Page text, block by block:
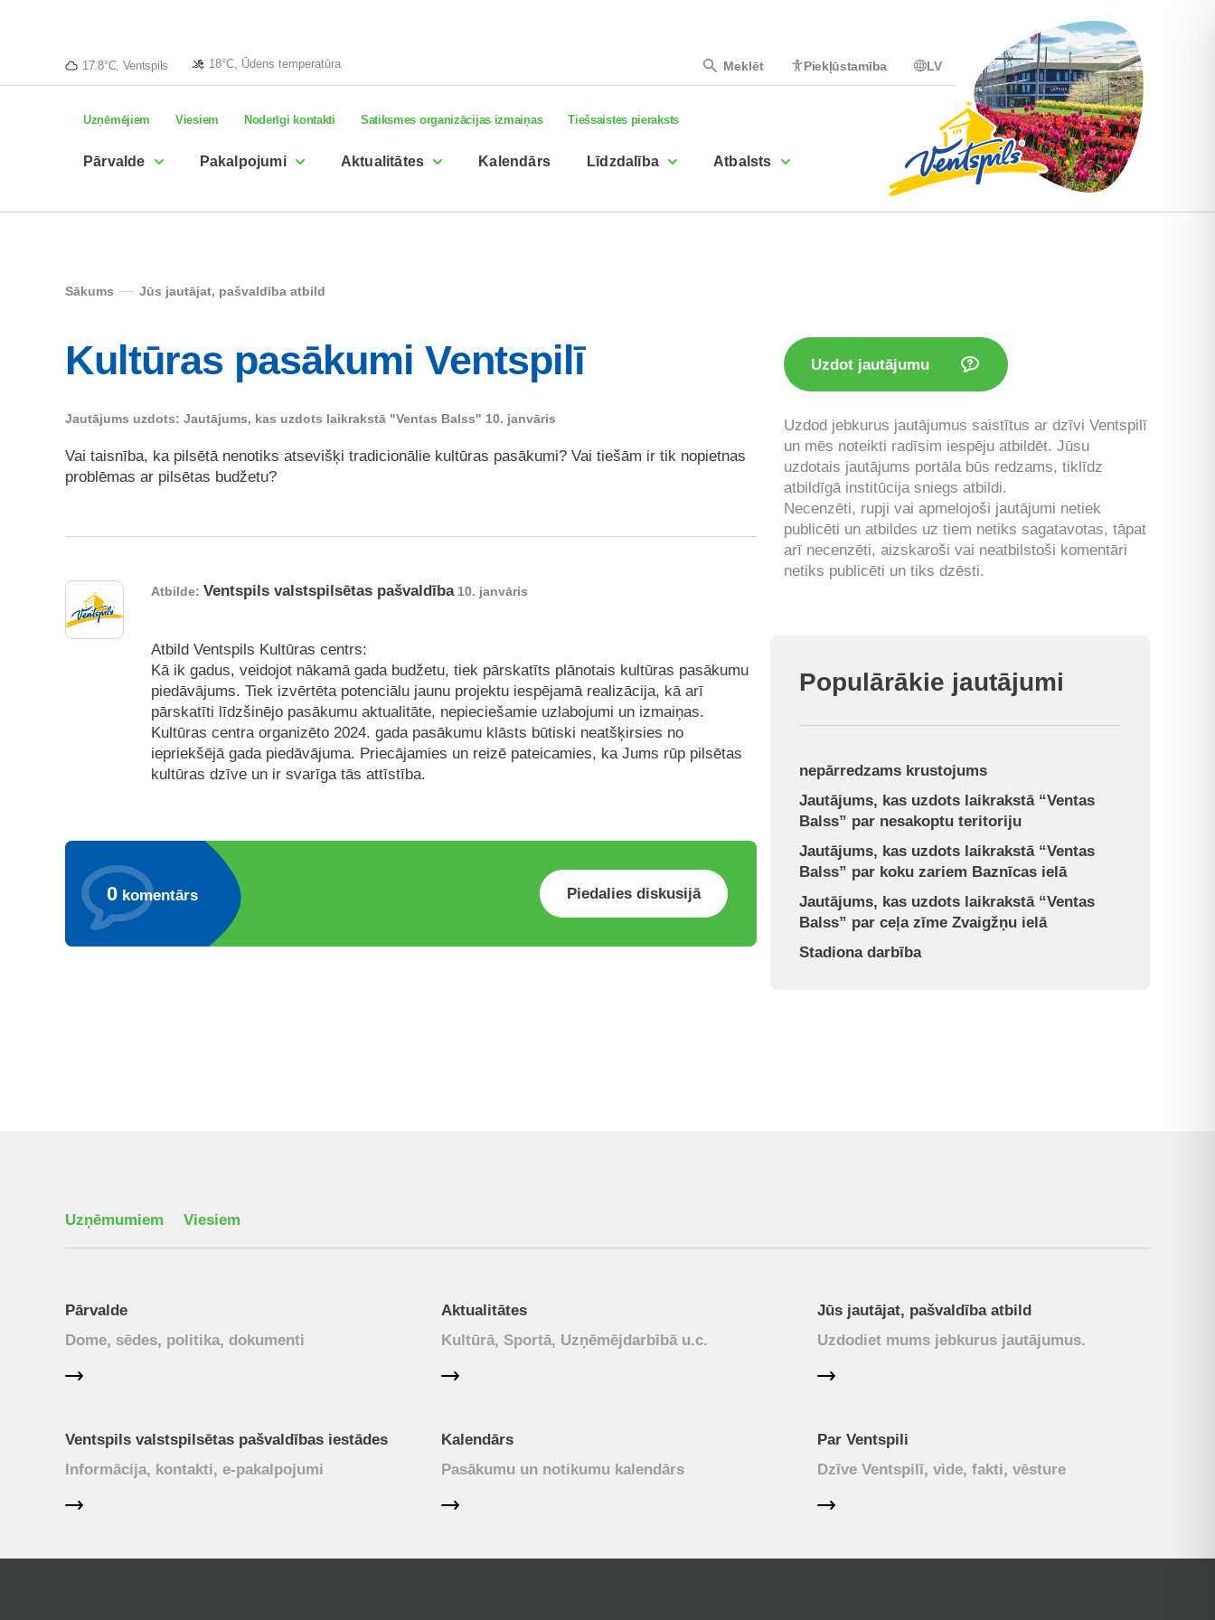
17.8°C, Ventspils 18°C, Ūdens temperatūra Meklēt Piekļūstamība LV
Uzņēmējiem Viesiem Noderīgi kontakti Satiksmes organizācijas izmaiņas Tiešsaistes pieraksts
Pārvalde Pakalpojumi Aktualitātes Kalendārs Līdzdalība Atbalsts
Sākums Jūs jautājat, pašvaldība atbild
Kultūras pasākumi Ventspilī
Jautājums uzdots: Jautājums, kas uzdots laikrakstā "Ventas Balss" 10. janvāris
Vai taisnība, ka pilsētā nenotiks atsevišķi tradicionālie kultūras pasākumi? Vai tiešām ir tik nopietnas
problēmas ar pilsētas budžetu?
Atbilde: Ventspils valstspilsētas pašvaldība10. janvāris
Atbild Ventspils Kultūras centrs:
Kā ik gadus, veidojot nākamā gada budžetu, tiek pārskatīts plānotais kultūras pasākumu
piedāvājums. Tiek izvērtēta potenciālu jaunu projektu iespējamā realizācija, kā arī
pārskatīti līdzšinējo pasākumu aktualitāte, nepieciešamie uzlabojumi un izmaiņas.
Kultūras centra organizēto 2024. gada pasākumu klāsts būtiski neatšķirsies no
iepriekšējā gada piedāvājuma. Priecājamies un reizē pateicamies, ka Jums rūp pilsētas
kultūras dzīve un ir svarīga tās attīstība.
0 komentārs Piedalies diskusijā
Uzdot jautājumu
Uzdod jebkurus jautājumus saistītus ar dzīvi Ventspilī
un mēs noteikti radīsim iespēju atbildēt. Jūsu
uzdotais jautājums portāla būs redzams, tiklīdz
atbildīgā institūcija sniegs atbildi.
Necenzēti, rupji vai apmelojoši jautājumi netiek
publicēti un atbildes uz tiem netiks sagatavotas, tāpat
arī necenzēti, aizskaroši vai neatbilstoši komentāri
netiks publicēti un tiks dzēsti.
Populārākie jautājumi
nepārredzams krustojums
Jautājums, kas uzdots laikrakstā “Ventas
Balss” par nesakoptu teritoriju
Jautājums, kas uzdots laikrakstā “Ventas
Balss” par koku zariem Baznīcas ielā
Jautājums, kas uzdots laikrakstā “Ventas
Balss” par ceļa zīme Zvaigžņu ielā
Stadiona darbība
Uzņēmumiem Viesiem
Pārvalde
Dome, sēdes, politika, dokumenti
Aktualitātes
Kultūrā, Sportā, Uzņēmējdarbībā u.c.
Jūs jautājat, pašvaldība atbild
Uzdodiet mums jebkurus jautājumus.
Ventspils valstspilsētas pašvaldības iestādes
Informācija, kontakti, e-pakalpojumi
Kalendārs
Pasākumu un notikumu kalendārs
Par Ventspili
Dzīve Ventspilī, vide, fakti, vēsture